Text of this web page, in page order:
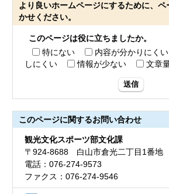
より良いホームページにするために、
かせください。
このページは役に立ちましたか。
特にない
内容が分かりにくい
しにくい
情報が少ない 文章
送信
このページに関するお問い合わせ
観光文化スポーツ部文化課
〒924-8688 白山市倉光二丁目1番地
電話：076-274-9573
ファクス：076-274-9546